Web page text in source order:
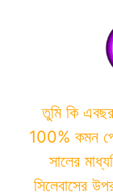
তুমি কি এবছর
100% কমন
সালের
সিলেবাসের